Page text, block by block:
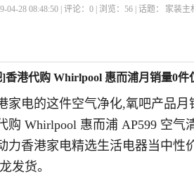
04-28 08:48:50 | 评论：0 | 浏览：56 | 话题： 家装主
港代购 Whirlpool 惠而浦月销量0件
家电的这件空气净化,氧吧产品月
购 Whirlpool 惠而浦 AP599 空气
力香港家电精选生活电器当中性
发货。